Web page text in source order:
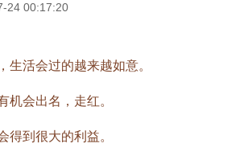
24 00:17:20
活会过的越来越如意。
会出名，走红。
到很大的利益。